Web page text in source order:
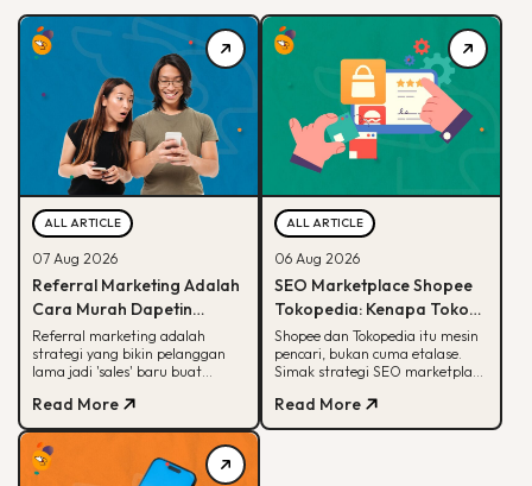
ALL ARTICLE
07 Aug 2026
Referral Marketing Adalah
Cara Murah Dapetin
Pelanggan Baru, Ini
Alasannya
Referral marketing adalah
strategi yang bikin pelanggan
lama jadi 'sales' baru buat
efektifnya, jenis program,
sampai contoh suksesnya.
Read More
ALL ARTICLE
06 Aug 2026
SEO Marketplace Shopee
Tokopedia: Kenapa Toko
Online-mu Perlu Lebih dari
Sekadar Etalase
Shopee dan Tokopedia itu mesin
pencari, bukan cuma etalase.
Simak strategi SEO marketplace
produkmu lebih mudah
ditemukan.
Read More